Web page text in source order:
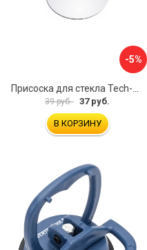
-5%
39 руб. 37 руб.
В КОРЗИНУ